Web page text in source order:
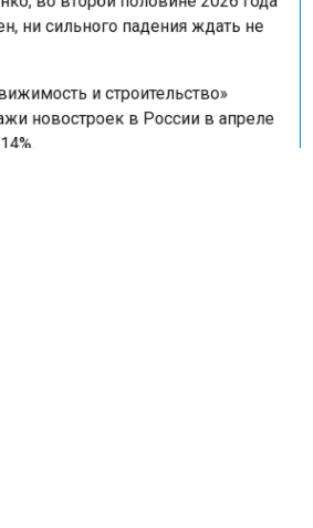
во второй половине 2026 года
ни сильного падения ждать не
и строительство»
новостроек в России в апреле